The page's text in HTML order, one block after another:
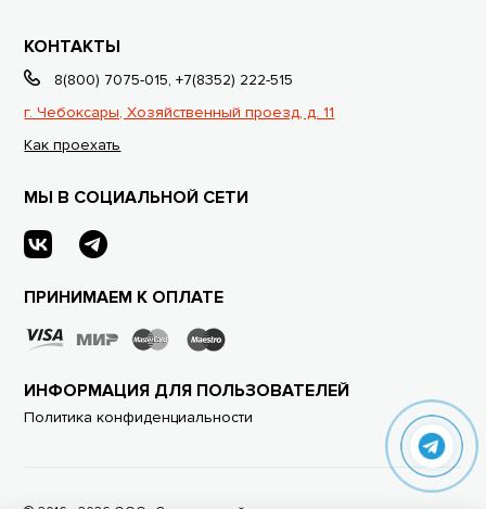
КОНТАКТЫ
8(800) 7075-015,+7(8352) 222-515
г. Чебоксары, Хозяйственный проезд, д. 11
Как проехать
МЫ В СОЦИАЛЬНОЙ СЕТИ
ПРИНИМАЕМ К ОПЛАТЕ
ИНФОРМАЦИЯ ДЛЯ ПОЛЬЗОВАТЕЛЕЙ
Политика конфиденциальности